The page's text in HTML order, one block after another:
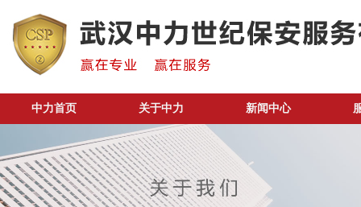
中力首页 关于中力 新闻中心